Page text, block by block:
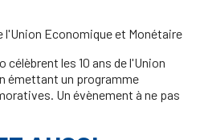
l'Union Economique et Monétaire
célèbrent les 10 ans de l'Union
émettant un programme
Un évènement à ne pas